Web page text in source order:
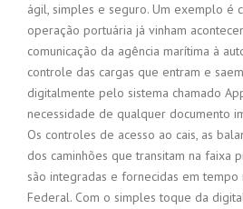
ágil, simples e seguro. Um exemplo é
operação portuária já vinham
comunicação da agência marítima à
controle das cargas que entram e
digitalmente pelo sistema chamado
necessidade de qualquer documento
Os controles de acesso ao cais, as
dos caminhões que transitam na faixa
são integradas e fornecidas em tempo
Federal. Com o simples toque da